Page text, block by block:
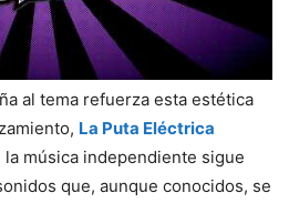
al tema refuerza esta estética
La Puta Eléctrica
música independiente sigue
que, aunque conocidos, se